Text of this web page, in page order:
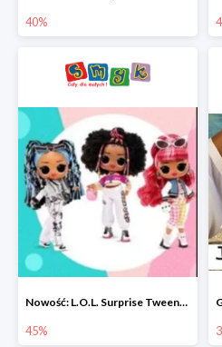
40%
Nowość: L.O.L. Surprise Tweens Doll w Smyku do -45%
45%